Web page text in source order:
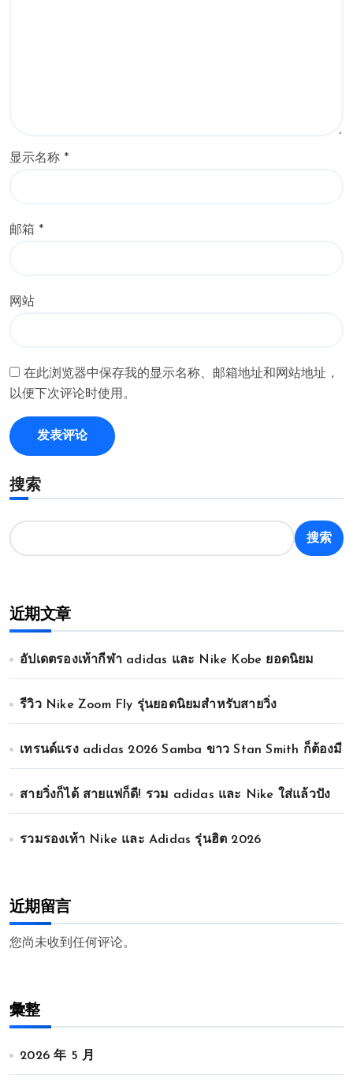
显示名称 *
邮箱 *
网站
在此浏览器中保存我的显示名称、邮箱地址和网站地址，
以便下次评论时使用。
搜索
搜索
近期文章
อัปเดตรองเท้ากีฬา adidas และ Nike Kobe ยอดนิยม
รีวิว Nike Zoom Fly รุ่นยอดนิยมสำหรับสายวิ่ง
เทรนด์แรง adidas 2026 Samba ขาว Stan Smith ก็ต้องมี
สายวิ่งก็ได้ สายแฟก็ดี! รวม adidas และ Nike ใส่แล้วปัง
รวมรองเท้า Nike และ Adidas รุ่นฮิต 2026
近期留言
您尚未收到任何评论。
彙整
2026 年 5 月